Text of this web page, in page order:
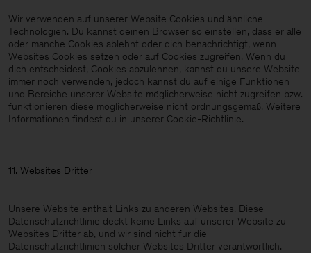
Wir verwenden auf unserer Website Cookies und ähnliche
Technologien. Du kannst deinen Browser so einstellen, dass er alle
oder manche Cookies ablehnt oder dich benachrichtigt, wenn
Websites Cookies setzen oder auf Cookies zugreifen. Wenn du
dich entscheidest, Cookies abzulehnen, kannst du unsere Website
immer noch verwenden, jedoch kannst du auf einige Funktionen
und Bereiche unserer Website möglicherweise nicht zugreifen bzw.
funktionieren diese möglicherweise nicht ordnungsgemäß. Weitere
Informationen findest du in unserer Cookie-Richtlinie.
11. Websites Dritter
Unsere Website enthält Links zu anderen Websites. Diese
Datenschutzrichtlinie deckt keine Links auf unserer Website zu
Websites Dritter ab, und wir sind nicht für die
Datenschutzrichtlinien solcher Websites Dritter verantwortlich.